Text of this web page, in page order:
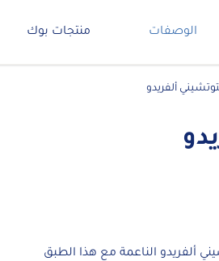
الوصفات منتجات بوك
ألفريدو
ألفريدو الناعمة مع هذا الطبق